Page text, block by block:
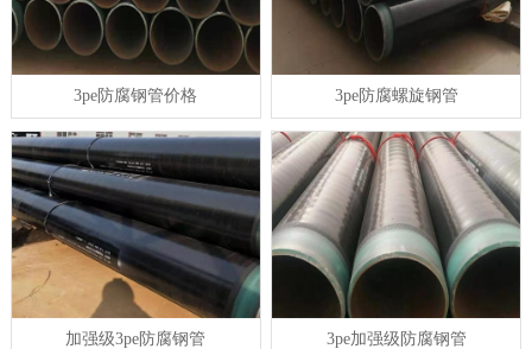
3pe防腐钢管价格 3pe防腐螺旋钢管
加强级3pe防腐钢管 3pe加强级防腐钢管